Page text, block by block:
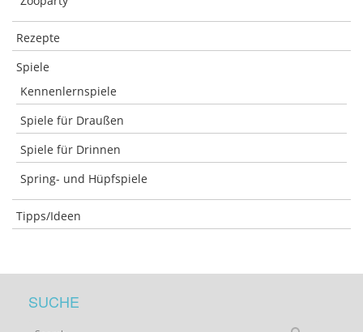
Rezepte
Spiele
Kennenlernspiele
Spiele für Draußen
Spiele für Drinnen
Spring- und Hüpfspiele
Tipps/Ideen
SUCHE